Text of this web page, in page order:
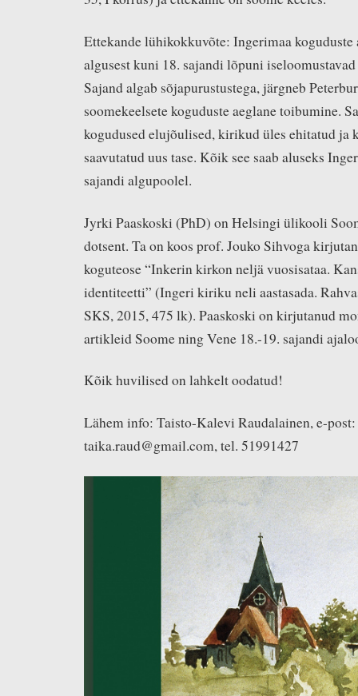
Ettekande lühikokkuvõte: Ingerimaa koguduste
algusest kuni 18. sajandi lõpuni
Sajand algab sõjapurustustega, järgneb
soomekeelsete koguduste aeglane toibumine.
kogudused elujõulised, kirikud üles ehitatud ja
saavutatud uus tase. Kõik see saab aluseks
sajandi algupoolel.
Jyrki Paaskoski (PhD) on Helsingi ülikooli
dotsent. Ta on koos prof. Jouko Sihvoga
koguteose “Inkerin kirkon neljä vuosisataa.
identiteetti” (Ingeri kiriku neli aastasada.
SKS, 2015, 475 lk). Paaskoski on kirjutanud
artikleid Soome ning Vene 18.-19. sajandi
Kõik huvilised on lahkelt oodatud!
Lähem info: Taisto-Kalevi Raudalainen, e-post:
taika.raud@gmail.com, tel. 51991427